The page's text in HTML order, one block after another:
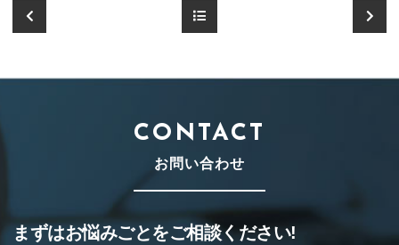
CONTACT
お問い合わせ
まずはお悩みごとをご相談ください!